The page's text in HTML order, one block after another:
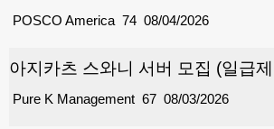
74
POSCO America 08/04/2026
아지카츠 스와니 서버 모집 (일급
67
Pure K Management 08/03/2026